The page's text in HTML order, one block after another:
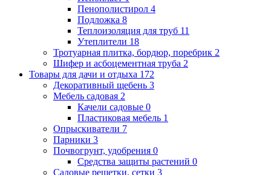
Пенополистирол 4
Подложка 8
Теплоизоляция для труб 11
Утеплители 18
Тротуарная плитка, бордюр, поребрик 2
Шифер и асбоцементная труба 2
Товары для дачи и отдыха 172
Декоративный щебень 3
Мебель садовая 2
Качели садовые 0
Пластиковая мебель 1
Опрыскиватели 7
Парники 3
Почвогрунт, удобрения 0
Средства защиты растений 0
Садовые решетки, сетки 3